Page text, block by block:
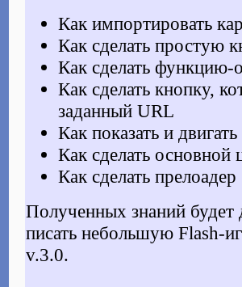
Как импортировать
Как сделать простую
Как сделать функцию-
Как сделать кнопку,
заданный URL
Как показать и
Как сделать
Как сделать
Полученных знаний будет
писать небольшую Flash-
v.3.0.